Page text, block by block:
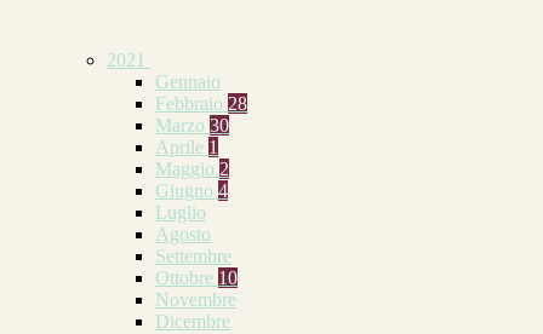
2021
Gennaio
Febbraio 28
Marzo 30
Aprile 1
Maggio 2
Giugno 4
Luglio
Agosto
Settembre
Ottobre 10
Novembre
Dicembre